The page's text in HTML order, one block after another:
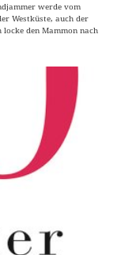
werde vom
Westküste, auch der
den Mammon nach